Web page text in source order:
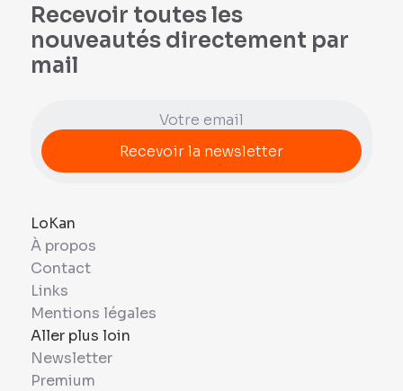
Recevoir toutes les
nouveautés directement par
mail
LoKan
À propos
Contact
Links
Mentions légales
Aller plus loin
Newsletter
Premium